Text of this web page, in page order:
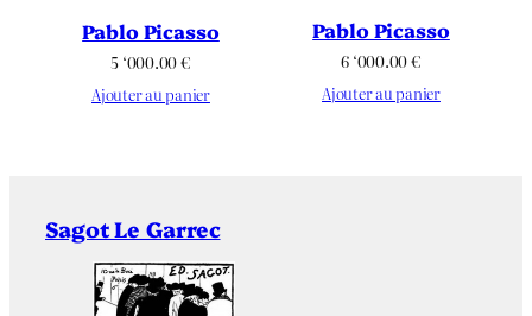
Pablo Picasso
5 ‘000.00€
Ajouter au panier
Pablo Picasso
6 ‘000.00€
Ajouter au panier
Sagot Le Garrec